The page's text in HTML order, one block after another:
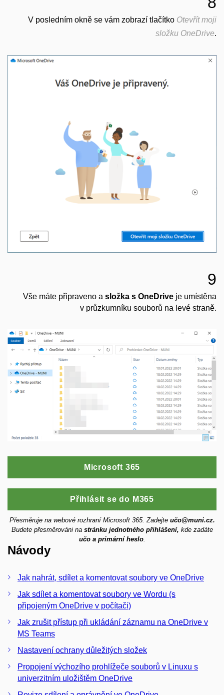
V posledním okně se vám zobrazí tlačítko Otevřít moji
složku OneDrive.
9
Vše máte připraveno a složka s OneDrive je umístěna
v průzkumníku souborů na levé straně.
Microsoft 365
Přihlásit se do M365
Přesměruje na webové rozhraní Microsoft 365. Zadejte učo@muni.cz.
Budete přesměrováni nastránku jednotného přihlášení, kde zadáte
učo a primární heslo.
Návody
Jak nahrát, sdílet a komentovat soubory ve OneDrive
Jak sdílet a komentovat soubory ve Wordu (s
připojeným OneDrive v počítači)
Jak zrušit přístup při ukládání záznamu na OneDrive v
MS Teams
Nastavení ochrany důležitých složek
Propojení výchozího prohlížeče souborů v Linuxu s
univerzitním uložištěm OneDrive